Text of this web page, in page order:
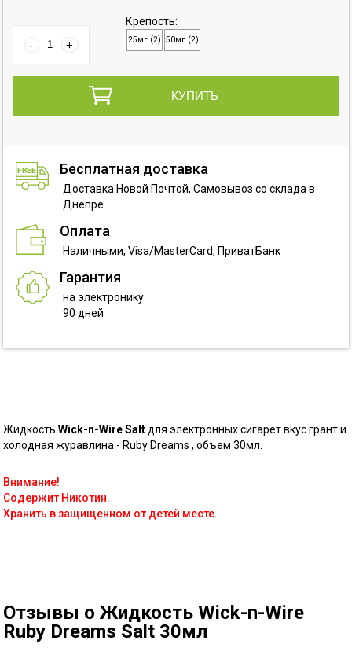
Крепость:
25мг (2) 50мг (2)
Бесплатная доставка
Доставка Новой Почтой, Самовывоз со склада в
Днепре
Оплата
Наличными, Visa/MasterCard, ПриватБанк
Гарантия
на электронику
90 дней
ЖидкостьWick-n-Wire Salt для электронных сигарет вкус грант и
холодная журавлина - Ruby Dreams , объем 30мл.
Внимание!
Содержит Никотин.
Хранить в защищенном от детей месте.
Отзывы о Жидкость Wick-n-Wire
Ruby Dreams Salt 30мл